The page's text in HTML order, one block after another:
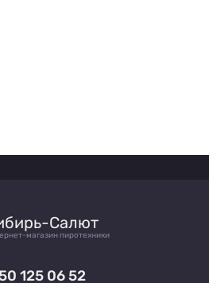
Салют
магазин пиротехники
125 06 52